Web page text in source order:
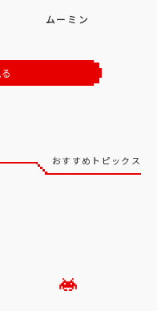
デス・ストランディング２ オ